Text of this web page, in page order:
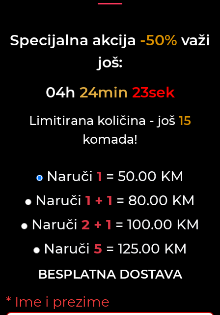
Specijalna akcija -50% važi
još:
04h 24min 23sek
Limitirana količina - još 15
komada!
Naruči 1 = 50.00 KM
Naruči 1 + 1 = 80.00 KM
Naruči 2 + 1 = 100.00 KM
Naruči 5 = 125.00 KM
BESPLATNA DOSTAVA
* Ime i prezime